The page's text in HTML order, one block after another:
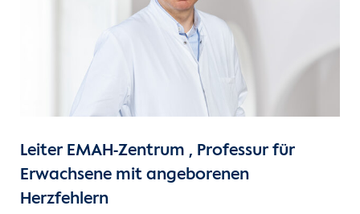
Einheiten
Für Zuweiser:innen
Leiter EMAH-Zentrum , Professur für
Erwachsene mit angeborenen
Herzfehlern